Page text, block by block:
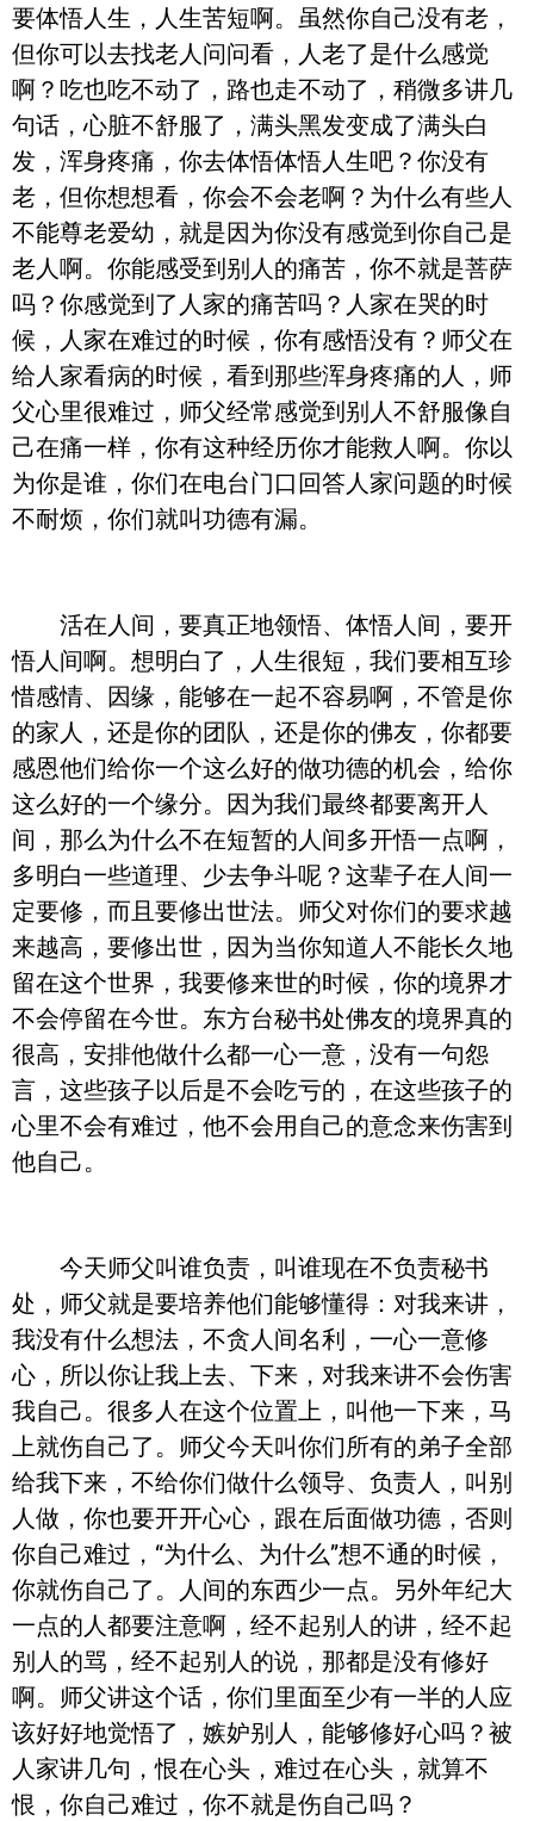
要体悟人生，人生苦短啊。虽然你自己没有老，
但你可以去找老人问问看，人老了是什么感觉
啊？吃也吃不动了，路也走不动了，稍微多讲几
句话，心脏不舒服了，满头黑发变成了满头白
发，浑身疼痛，你去体悟体悟人生吧？你没有
老，但你想想看，你会不会老啊？为什么有些人
不能尊老爱幼，就是因为你没有感觉到你自己是
老人啊。你能感受到别人的痛苦，你不就是菩萨
吗？你感觉到了人家的痛苦吗？人家在哭的时
候，人家在难过的时候，你有感悟没有？师父在
给人家看病的时候，看到那些浑身疼痛的人，师
父心里很难过，师父经常感觉到别人不舒服像自
己在痛一样，你有这种经历你才能救人啊。你以
为你是谁，你们在电台门口回答人家问题的时候
不耐烦，你们就叫功德有漏。
活在人间，要真正地领悟、体悟人间，要开
悟人间啊。想明白了，人生很短，我们要相互珍
惜感情、因缘，能够在一起不容易啊，不管是你
的家人，还是你的团队，还是你的佛友，你都要
感恩他们给你一个这么好的做功德的机会，给你
这么好的一个缘分。因为我们最终都要离开人
间，那么为什么不在短暂的人间多开悟一点啊，
多明白一些道理、少去争斗呢？这辈子在人间一
定要修，而且要修出世法。师父对你们的要求越
来越高，要修出世，因为当你知道人不能长久地
留在这个世界，我要修来世的时候，你的境界才
不会停留在今世。东方台秘书处佛友的境界真的
很高，安排他做什么都一心一意，没有一句怨
言，这些孩子以后是不会吃亏的，在这些孩子的
心里不会有难过，他不会用自己的意念来伤害到
他自己。
今天师父叫谁负责，叫谁现在不负责秘书
处，师父就是要培养他们能够懂得：对我来讲，
我没有什么想法，不贪人间名利，一心一意修
心，所以你让我上去、下来，对我来讲不会伤害
我自己。很多人在这个位置上，叫他一下来，马
上就伤自己了。师父今天叫你们所有的弟子全部
给我下来，不给你们做什么领导、负责人，叫别
人做，你也要开开心心，跟在后面做功德，否则
你自己难过，“为什么、为什么”想不通的时候，
你就伤自己了。人间的东西少一点。另外年纪大
一点的人都要注意啊，经不起别人的讲，经不起
别人的骂，经不起别人的说，那都是没有修好
啊。师父讲这个话，你们里面至少有一半的人应
该好好地觉悟了，嫉妒别人，能够修好心吗？被
人家讲几句，恨在心头，难过在心头，就算不
恨，你自己难过，你不就是伤自己吗？